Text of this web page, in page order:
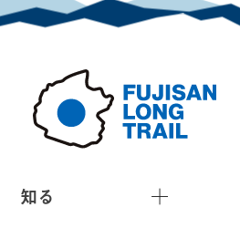
知る